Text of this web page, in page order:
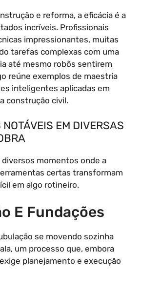
e reforma, a eficácia é a
incríveis. Profissionais
impressionantes, muitas
tarefas complexas com uma
até mesmo robôs sentirem
reúne exemplos de maestria
inteligentes aplicadas em
construção civil.
EM DIVERSAS
momentos onde a
certas transformam
em algo rotineiro.
E Fundações
se movendo sozinha
um processo que, embora
planejamento e execução